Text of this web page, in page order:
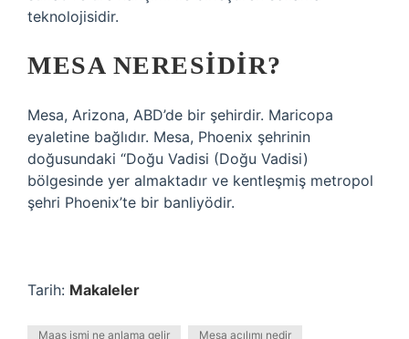
teknolojisidir.
MESA NERESIDIR?
Mesa, Arizona, ABD’de bir şehirdir. Maricopa
eyaletine bağlıdır. Mesa, Phoenix şehrinin
doğusundaki “Doğu Vadisi (Doğu Vadisi)
bölgesinde yer almaktadır ve kentleşmiş metropol
şehri Phoenix’te bir banliyödir.
Tarih: Makaleler
Maas ismi ne anlama gelir Mesa açılımı nedir